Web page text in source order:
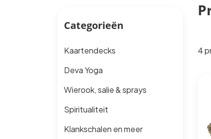
4
Categorieën
Kaartendecks
Deva Yoga
Wierook, salie & sprays
Spiritualiteit
Klankschalen en meer